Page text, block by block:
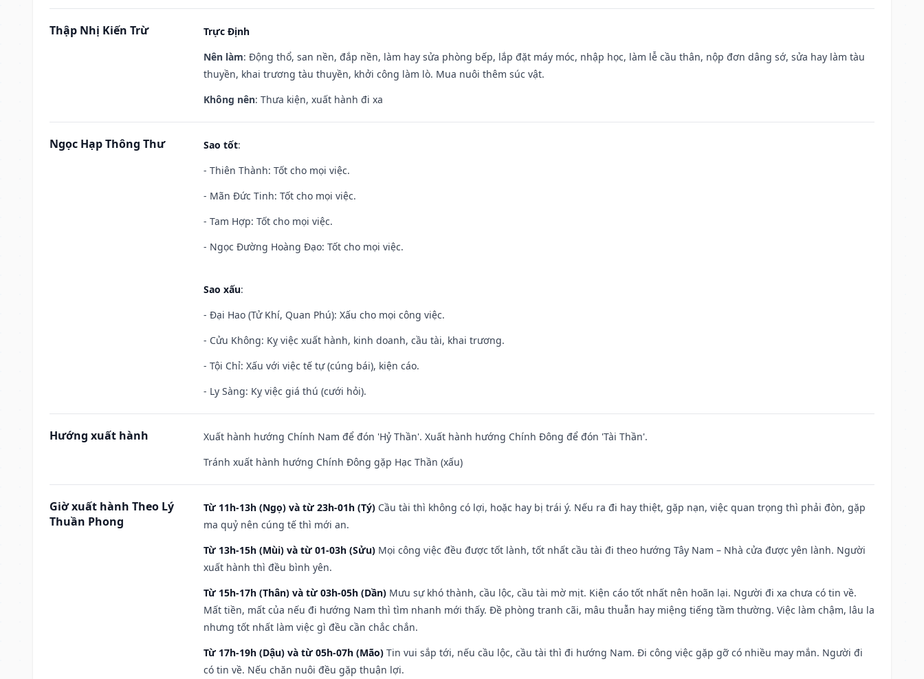
Thập Nhị Kiến Trừ
Trực Định
Nên làm: Động thổ, san nền, đắp nền, làm hay sửa phòng bếp, lắp đặt máy móc, nhập học, làm lễ cầu thân, nộp đơn dâng sớ, sửa hay làm tàu
thuyền, khai trương tàu thuyền, khởi công làm lò. Mua nuôi thêm súc vật.
Không nên: Thưa kiện, xuất hành đi xa
Ngọc Hạp Thông Thư Sao tốt:
- Thiên Thành: Tốt cho mọi việc.
- Mãn Đức Tinh: Tốt cho mọi việc.
- Tam Hợp: Tốt cho mọi việc.
- Ngọc Đường Hoàng Đạo: Tốt cho mọi việc.
Sao xấu:
- Đại Hao (Tử Khí, Quan Phú): Xấu cho mọi công việc.
- Cửu Không: Kỵ việc xuất hành, kinh doanh, cầu tài, khai trương.
- Tội Chỉ: Xấu với việc tế tự (cúng bái), kiện cáo.
- Ly Sàng: Kỵ việc giá thú (cưới hỏi).
Hướng xuất hành
Xuất hành hướng Chính Nam để đón 'Hỷ Thần'. Xuất hành hướng Chính Đông để đón 'Tài Thần'.
Tránh xuất hành hướng Chính Đông gặp Hạc Thần (xấu)
Giờ xuất hành Theo Lý
Thuần Phong
Từ 11h-13h (Ngọ) và từ 23h-01h (Tý) Cầu tài thì không có lợi, hoặc hay bị trái ý. Nếu ra đi hay thiệt, gặp nạn, việc quan trọng thì phải đòn, gặp
ma quỷ nên cúng tế thì mới an.
Từ 13h-15h (Mùi) và từ 01-03h (Sửu) Mọi công việc đều được tốt lành, tốt nhất cầu tài đi theo hướng Tây Nam – Nhà cửa được yên lành. Người
xuất hành thì đều bình yên.
Từ 15h-17h (Thân) và từ 03h-05h (Dần) Mưu sự khó thành, cầu lộc, cầu tài mờ mịt. Kiện cáo tốt nhất nên hoãn lại. Người đi xa chưa có tin về.
Mất tiền, mất của nếu đi hướng Nam thì tìm nhanh mới thấy. Đề phòng tranh cãi, mâu thuẫn hay miệng tiếng tầm thường. Việc làm chậm, lâu la
nhưng tốt nhất làm việc gì đều cần chắc chắn.
Từ 17h-19h (Dậu) và từ 05h-07h (Mão) Tin vui sắp tới, nếu cầu lộc, cầu tài thì đi hướng Nam. Đi công việc gặp gỡ có nhiều may mắn. Người đi
có tin về. Nếu chăn nuôi đều gặp thuận lợi.